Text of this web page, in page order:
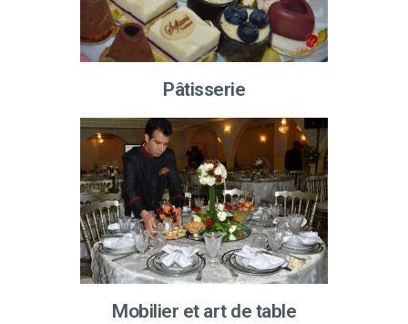
Pâtisserie
Mobilier et art de table